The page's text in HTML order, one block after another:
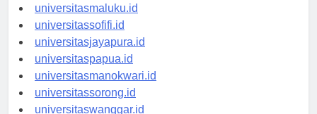
universitasambon.id
universitasmaluku.id
universitassofifi.id
universitasjayapura.id
universitaspapua.id
universitasmanokwari.id
universitassorong.id